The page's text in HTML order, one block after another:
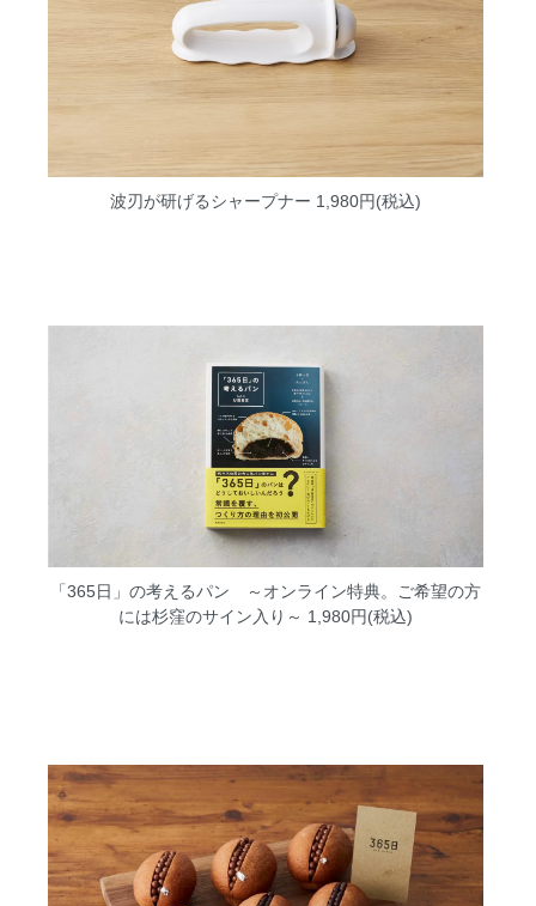
波刃が研げるシャープナー 1,980円(税込)
「365日」の考えるパン ～オンライン特典。ご希望の方
には杉窪のサイン入り～ 1,980円(税込)